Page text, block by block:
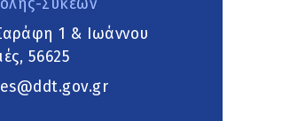
Συκεών
1 & Ιωάννου
56625